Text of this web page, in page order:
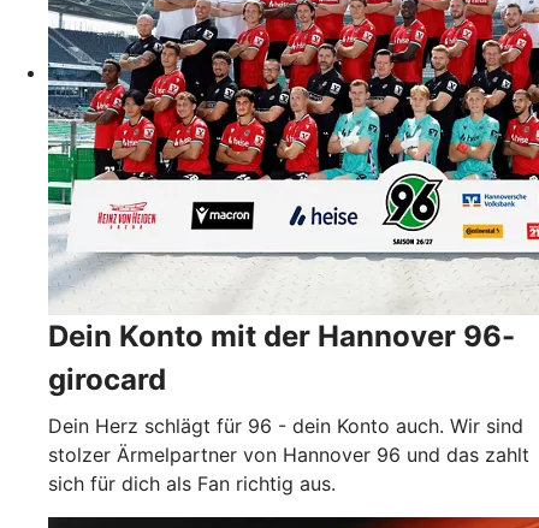
Dein Konto mit der Hannover 96-
girocard
Dein Herz schlägt für 96 - dein Konto auch. Wir sind
stolzer Ärmelpartner von Hannover 96 und das zahlt
sich für dich als Fan richtig aus.